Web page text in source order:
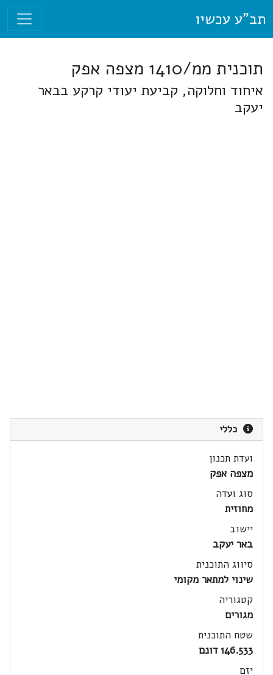
תב"ע עכשיו
תוכנית ממ/1410 מצפה אפק
איחוד וחלוקה, קביעת יעודי קרקע בבאר
יעקב
כללי
ועדת תכנון
מצפה אפק
סוג ועדה
מחוזית
יישוב
באר יעקב
סיווג התוכנית
שינוי למתאר מקומי
קטגוריה
מגורים
שטח התוכנית
146.533 דונם
יזם